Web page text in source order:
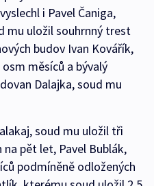
i Pavel Čaniga,
mu uložil souhrnný trest
budov Ivan Kovářík,
měsíců a bývalý
Dalajka, soud mu
soud mu uložil tři
pět let, Pavel Bublák,
podmíněně odložených